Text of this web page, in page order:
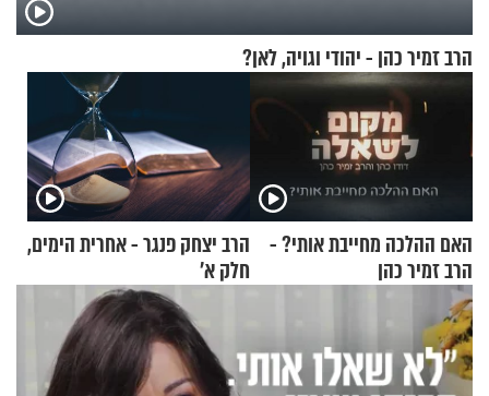
הרב זמיר כהן - יהודי וגויה, לאן?
האם ההלכה מחייבת אותי? -
הרב זמיר כהן
הרב יצחק פנגר - אחרית הימים,
חלק א’